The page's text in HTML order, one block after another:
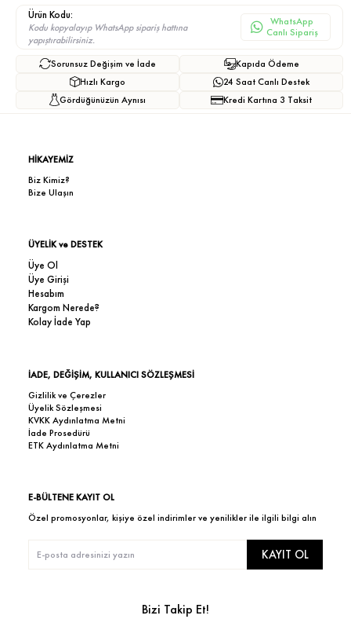
Ürün Kodu:
Kodu kopyalayıp WhatsApp sipariş hattına
yapıştırabilirsiniz.
WhatsApp
Canlı Sipariş
Sorunsuz Değişim ve İade
Hızlı Kargo
Gördüğünüzün Aynısı
Kapıda Ödeme
24 Saat Canlı Destek
Kredi Kartına 3 Taksit
HİKAYEMİZ
Biz Kimiz?
Bize Ulaşın
ÜYELİK ve DESTEK
Üye Ol
Üye Girişi
Hesabım
Kargom Nerede?
Kolay İade Yap
İADE, DEĞİŞİM, KULLANICI SÖZLEŞMESİ
Gizlilik ve Çerezler
Üyelik Sözleşmesi
KVKK Aydınlatma Metni
İade Prosedürü
ETK Aydınlatma Metni
E-BÜLTENE KAYIT OL
Özel promosyonlar, kişiye özel indirimler ve yenilikler ile ilgili bilgi alın
KAYIT OL
Bizi Takip Et!